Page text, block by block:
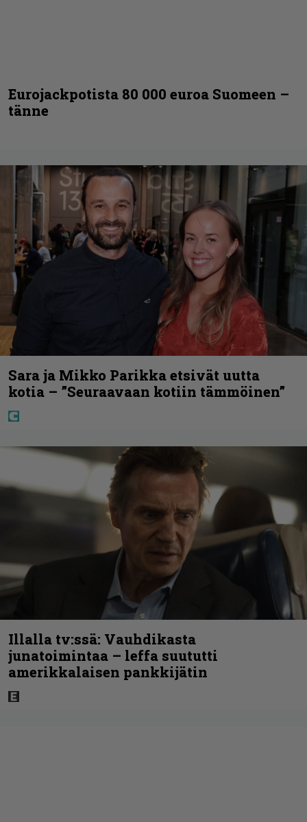
Eurojackpotista 80 000 euroa Suomeen –
tänne
Sara ja Mikko Parikka etsivät uutta
kotia – ”Seuraavaan kotiin tämmöinen”
Illalla tv:ssä: Vauhdikasta
junatoimintaa – leffa suututti
amerikkalaisen pankkijätin